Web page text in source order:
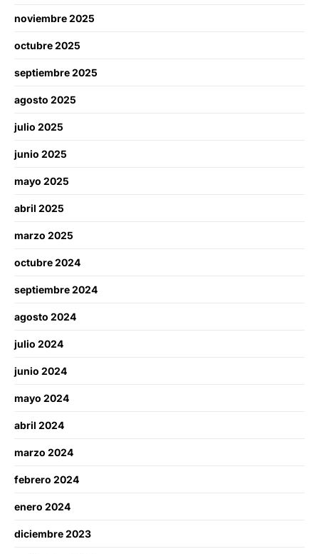
noviembre 2025
octubre 2025
septiembre 2025
agosto 2025
julio 2025
junio 2025
mayo 2025
abril 2025
marzo 2025
octubre 2024
septiembre 2024
agosto 2024
julio 2024
junio 2024
mayo 2024
abril 2024
marzo 2024
febrero 2024
enero 2024
diciembre 2023